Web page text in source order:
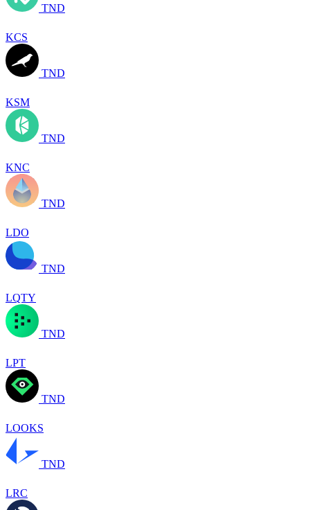
TND
KCS
TND
KSM
TND
KNC
TND
LDO
TND
LQTY
TND
LPT
TND
LOOKS
TND
LRC